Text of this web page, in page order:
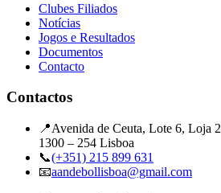
Clubes Filiados
Notícias
Jogos e Resultados
Documentos
Contacto
Contactos
📍Avenida de Ceuta, Lote 6, Loja 2
1300 – 254 Lisboa
📞(+351) 215 899 631
📧aandebollisboa@gmail.com